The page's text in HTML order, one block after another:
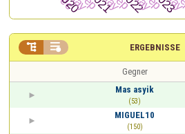
ERGEBNISSE
 
Gegner
Mas asyik
(53)
MIGUEL10
(150)